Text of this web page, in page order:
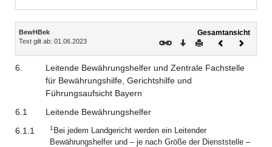
Inhalt
BewHBek
Text gilt ab: 01.06.2023
Gesamtansicht
Download
DruckenVorheriges
6.
Leitende Bewährungshelfer und Zentrale Fachstelle
für Bewährungshilfe, Gerichtshilfe und
Führungsaufsicht Bayern
6.1
Leitende Bewährungshelfer
6.1.1
1 Bei jedem Landgericht werden ein Leitender
Bewährungshelfer und – je nach Größe der Dienststelle –